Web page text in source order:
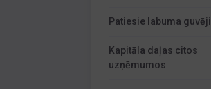
Patiesie labuma guvēji
Kapitāla daļas citos
uzņēmumos